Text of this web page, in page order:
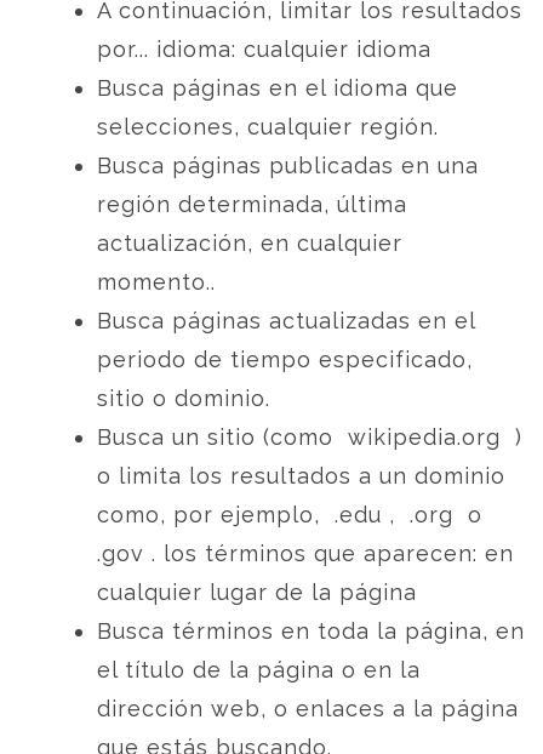
A continuación, limitar los resultados
por... idioma: cualquier idioma
Busca páginas en el idioma que
selecciones, cualquier región.
Busca páginas publicadas en una
región determinada, última
actualización, en cualquier
momento..
Busca páginas actualizadas en el
periodo de tiempo especificado,
sitio o dominio.
Busca un sitio (como wikipedia.org )
o limita los resultados a un dominio
como, por ejemplo, .edu , .org o
.gov . los términos que aparecen: en
cualquier lugar de la página
Busca términos en toda la página, en
el título de la página o en la
dirección web, o enlaces a la página
que estás buscando.